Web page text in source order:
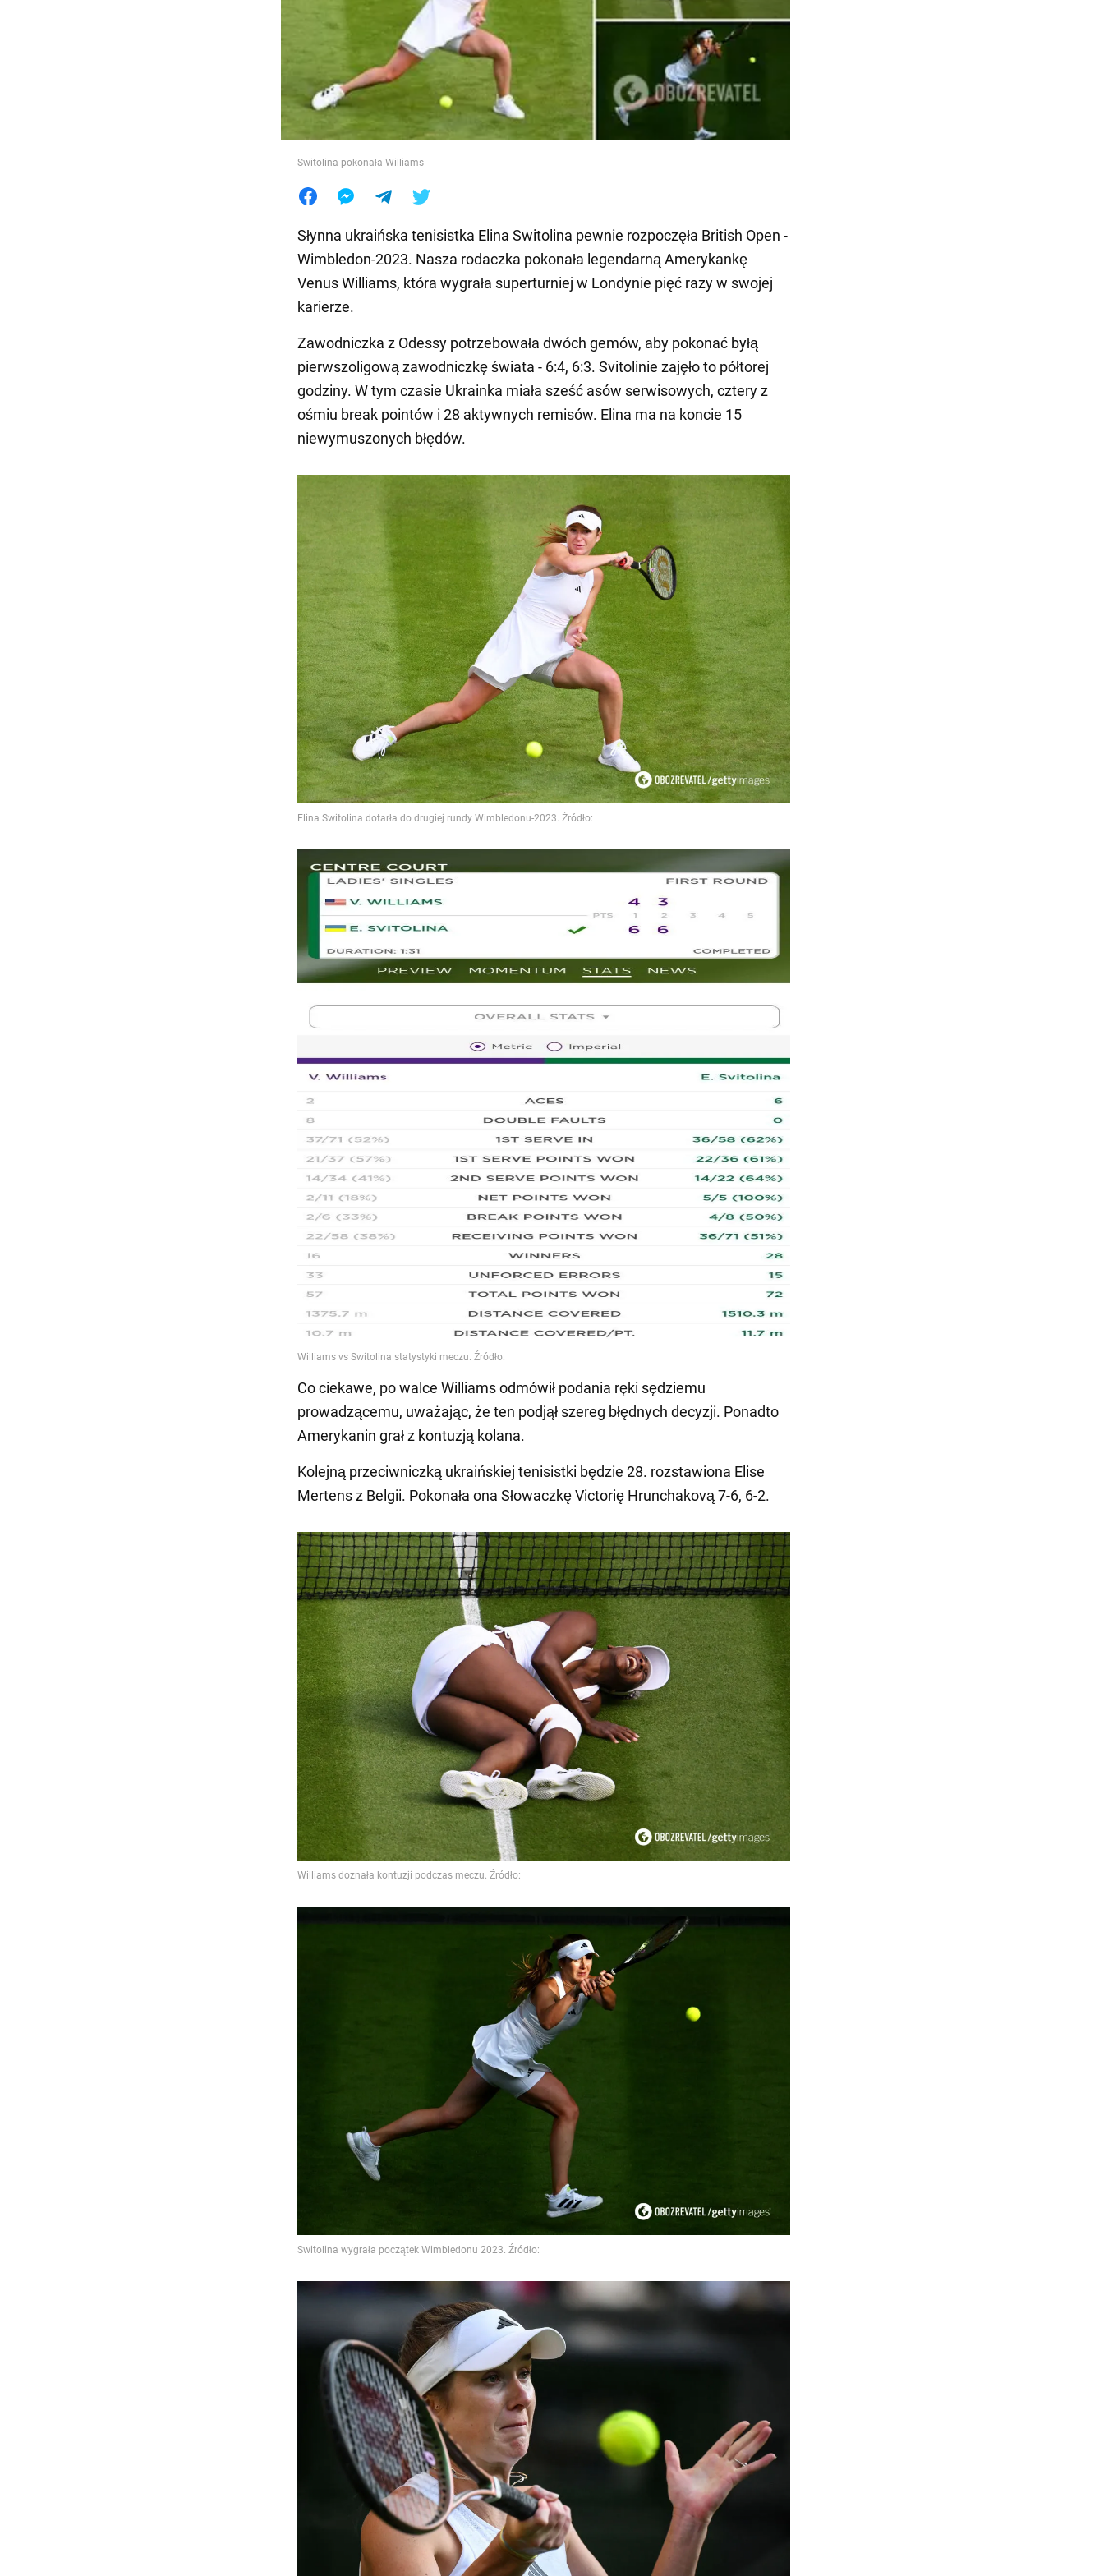
Jedzenie
Switolina pokonała Williams
Słynna ukraińska tenisistka Elina Switolina pewnie rozpoczęła British Open -
Wimbledon-2023. Nasza rodaczka pokonała legendarną Amerykankę
Venus Williams, która wygrała superturniej w Londynie pięć razy w swojej
karierze.
Zawodniczka z Odessy potrzebowała dwóch gemów, aby pokonać byłą
pierwszoligową zawodniczkę świata - 6:4, 6:3. Svitolinie zajęło to półtorej
godziny. W tym czasie Ukrainka miała sześć asów serwisowych, cztery z
ośmiu break pointów i 28 aktywnych remisów. Elina ma na koncie 15
niewymuszonych błędów.
Co ciekawe, po walce Williams odmówił podania ręki sędziemu
prowadzącemu, uważając, że ten podjął szereg błędnych decyzji. Ponadto
Amerykanin grał z kontuzją kolana.
Kolejną przeciwniczką ukraińskiej tenisistki będzie 28. rozstawiona Elise
Mertens z Belgii. Pokonała ona Słowaczkę Victorię Hrunchakovą 7-6, 6-2.